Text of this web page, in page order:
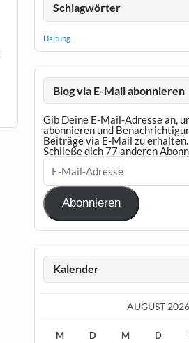
Schlagwörter
Haltung
Blog via E-Mail abonnieren
Gib Deine E-Mail-Adresse an,
abonnieren und
Beiträge via E-Mail zu erhalten.
Schließe dich 77 anderen
E-
Mail-
Adresse
Abonnieren
Kalender
AUGUST 2026
M D M D